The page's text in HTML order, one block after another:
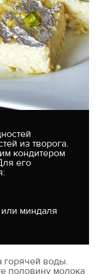
из творога.
кондитером
его
миндаля
горячей воды.
половину молока